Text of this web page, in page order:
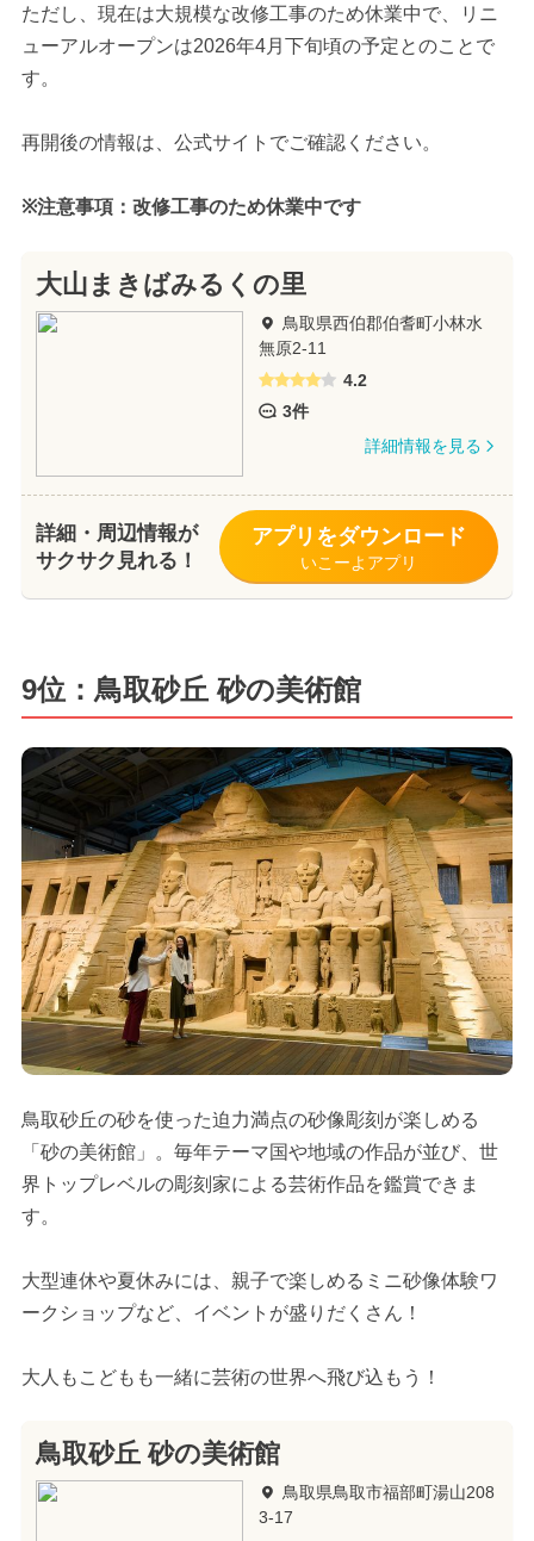
ただし、現在は大規模な改修工事のため休業中で、リニ
ューアルオープンは2026年4月下旬頃の予定とのことで
す。
再開後の情報は、公式サイトでご確認ください。
※注意事項：改修工事のため休業中です
大山まきばみるくの里
鳥取県西伯郡伯耆町小林水
無原2-11
4.2
3件
詳細情報を見る
詳細・周辺情報が
サクサク見れる！
アプリをダウンロード
いこーよアプリ
9位：鳥取砂丘 砂の美術館
鳥取砂丘の砂を使った迫力満点の砂像彫刻が楽しめる
「砂の美術館」。毎年テーマ国や地域の作品が並び、世
界トップレベルの彫刻家による芸術作品を鑑賞できま
す。
大型連休や夏休みには、親子で楽しめるミニ砂像体験ワ
ークショップなど、イベントが盛りだくさん！
大人もこどもも一緒に芸術の世界へ飛び込もう！
鳥取砂丘 砂の美術館
鳥取県鳥取市福部町湯山208
3-17